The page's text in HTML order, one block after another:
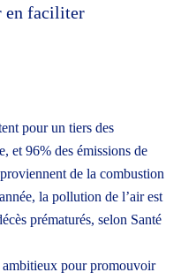
en faciliter
pour un tiers des
et 96% des émissions de
de la combustion
la pollution de l’air est
prématurés, selon Santé
pour promouvoir